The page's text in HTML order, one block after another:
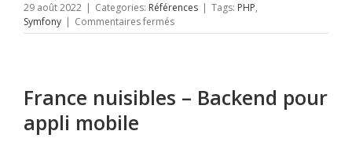
29 août 2022 | Categories: Références | Tags: PHP,
Symfony | Commentaires ferméssur
Deal2Drive
France nuisibles – Backend pour
appli mobile